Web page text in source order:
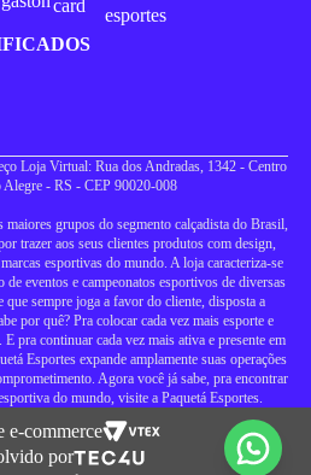
Loja Virtual: Rua dos Andradas, 1342 - Centro
- RS - CEP 90020-008
grupos do segmento calçadista do Brasil,
trazer aos seus clientes produtos com design,
esportivas do mundo. A loja caracteriza-se
de eventos e campeonatos esportivos de diversas
que sempre joga a favor do cliente, disposta a
por quê? Pra colocar cada vez mais esporte e
pra continuar cada vez mais ativa e presente em
Esportes expande amplamente suas operações
Agora você já sabe, pra encontrar
do mundo, visite a Paquetá Esportes.
e-commerce
por